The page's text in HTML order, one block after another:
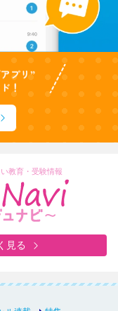
教育・受験情報
見る